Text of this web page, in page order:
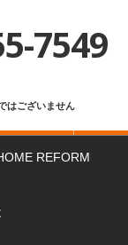
7549
はございません
REFORM